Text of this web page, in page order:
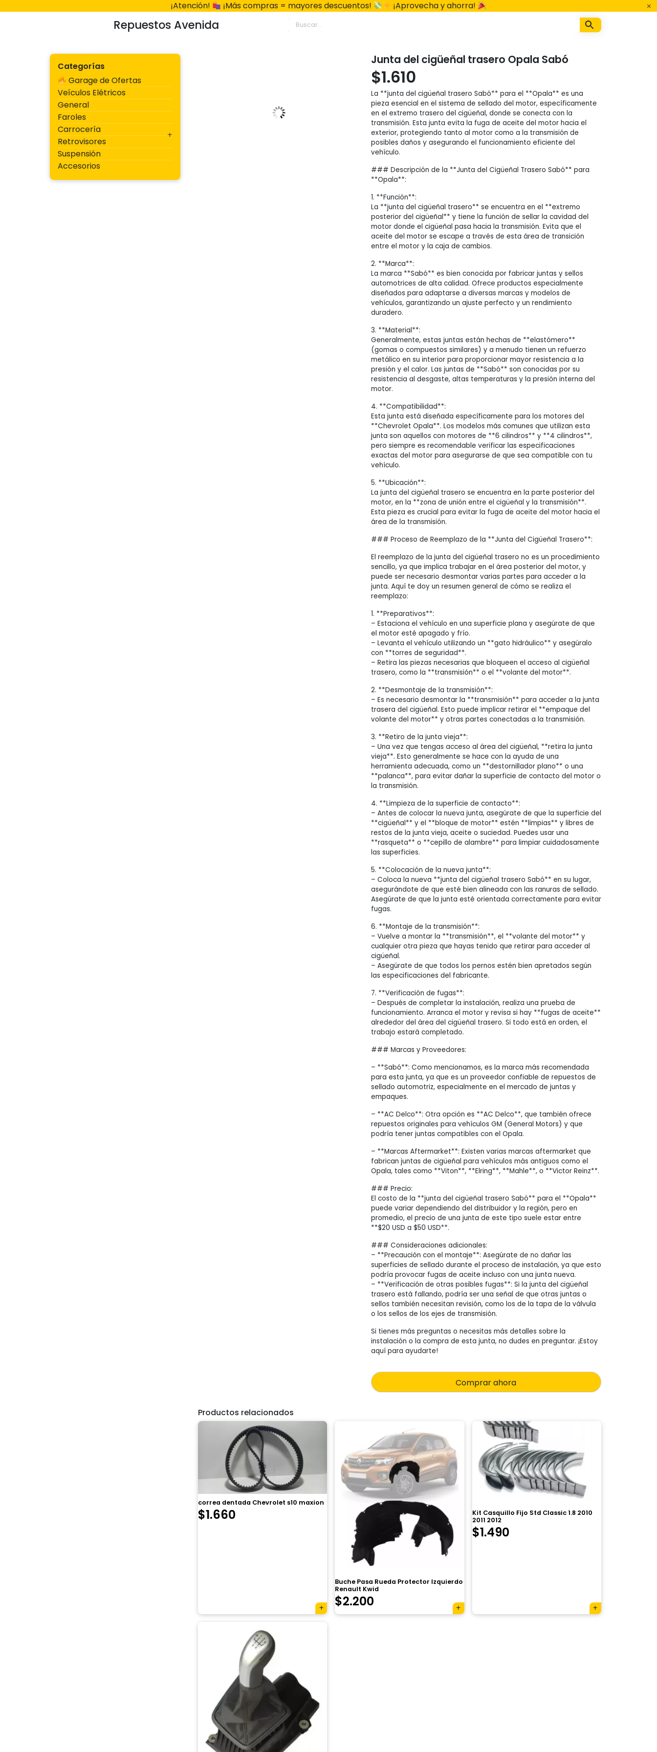
¡Atención! ¡Más compras = mayores descuentos! ¡Aprovecha y ahorra!
Repuestos Avenida
Categorías
Garage de Ofertas
Veículos Elétricos
General
Faroles
Carrocería
Retrovisores
Suspensión
Accesorios
Junta del cigüeñal trasero Opala Sabó
$1.610
La **junta del cigüeñal trasero Sabó** para el **Opala** es una
pieza esencial en el sistema de sellado del motor, específicamente
en el extremo trasero del cigüeñal, donde se conecta con la
transmisión. Esta junta evita la fuga de aceite del motor hacia el
exterior, protegiendo tanto al motor como a la transmisión de
posibles daños y asegurando el funcionamiento eficiente del
vehículo.
### Descripción de la **Junta del Cigüeñal Trasero Sabó** para
**Opala**:
1. **Función**:
La **junta del cigüeñal trasero** se encuentra en el **extremo
posterior del cigüeñal** y tiene la función de sellar la cavidad del
motor donde el cigüeñal pasa hacia la transmisión. Evita que el
aceite del motor se escape a través de esta área de transición
entre el motor y la caja de cambios.
2. **Marca**:
La marca **Sabó** es bien conocida por fabricar juntas y sellos
automotrices de alta calidad. Ofrece productos especialmente
diseñados para adaptarse a diversas marcas y modelos de
vehículos, garantizando un ajuste perfecto y un rendimiento
duradero.
3. **Material**:
Generalmente, estas juntas están hechas de **elastómero**
(gomas o compuestos similares) y a menudo tienen un refuerzo
metálico en su interior para proporcionar mayor resistencia a la
presión y el calor. Las juntas de **Sabó** son conocidas por su
resistencia al desgaste, altas temperaturas y la presión interna del
motor.
4. **Compatibilidad**:
Esta junta está diseñada específicamente para los motores del
**Chevrolet Opala**. Los modelos más comunes que utilizan esta
junta son aquellos con motores de **6 cilindros** y **4 cilindros**,
pero siempre es recomendable verificar las especificaciones
exactas del motor para asegurarse de que sea compatible con tu
vehículo.
5. **Ubicación**:
La junta del cigüeñal trasero se encuentra en la parte posterior del
motor, en la **zona de unión entre el cigüeñal y la transmisión**.
Esta pieza es crucial para evitar la fuga de aceite del motor hacia el
área de la transmisión.
### Proceso de Reemplazo de la **Junta del Cigüeñal Trasero**:
El reemplazo de la junta del cigüeñal trasero no es un procedimiento
sencillo, ya que implica trabajar en el área posterior del motor, y
puede ser necesario desmontar varias partes para acceder a la
junta. Aquí te doy un resumen general de cómo se realiza el
reemplazo:
1. **Preparativos**:
– Estaciona el vehículo en una superficie plana y asegúrate de que
el motor esté apagado y frío.
– Levanta el vehículo utilizando un **gato hidráulico** y asegúralo
con **torres de seguridad**.
– Retira las piezas necesarias que bloqueen el acceso al cigüeñal
trasero, como la **transmisión** o el **volante del motor**.
2. **Desmontaje de la transmisión**:
– Es necesario desmontar la **transmisión** para acceder a la junta
trasera del cigüeñal. Esto puede implicar retirar el **empaque del
volante del motor** y otras partes conectadas a la transmisión.
3. **Retiro de la junta vieja**:
– Una vez que tengas acceso al área del cigüeñal, **retira la junta
vieja**. Esto generalmente se hace con la ayuda de una
herramienta adecuada, como un **destornillador plano** o una
**palanca**, para evitar dañar la superficie de contacto del motor o
la transmisión.
4. **Limpieza de la superficie de contacto**:
– Antes de colocar la nueva junta, asegúrate de que la superficie del
**cigüeñal** y el **bloque de motor** estén **limpias** y libres de
restos de la junta vieja, aceite o suciedad. Puedes usar una
**rasqueta** o **cepillo de alambre** para limpiar cuidadosamente
las superficies.
5. **Colocación de la nueva junta**:
– Coloca la nueva **junta del cigüeñal trasero Sabó** en su lugar,
asegurándote de que esté bien alineada con las ranuras de sellado.
Asegúrate de que la junta esté orientada correctamente para evitar
fugas.
6. **Montaje de la transmisión**:
– Vuelve a montar la **transmisión**, el **volante del motor** y
cualquier otra pieza que hayas tenido que retirar para acceder al
cigüeñal.
– Asegúrate de que todos los pernos estén bien apretados según
las especificaciones del fabricante.
7. **Verificación de fugas**:
– Después de completar la instalación, realiza una prueba de
funcionamiento. Arranca el motor y revisa si hay **fugas de aceite**
alrededor del área del cigüeñal trasero. Si todo está en orden, el
trabajo estará completado.
### Marcas y Proveedores:
– **Sabó**: Como mencionamos, es la marca más recomendada
para esta junta, ya que es un proveedor confiable de repuestos de
sellado automotriz, especialmente en el mercado de juntas y
empaques.
– **AC Delco**: Otra opción es **AC Delco**, que también ofrece
repuestos originales para vehículos GM (General Motors) y que
podría tener juntas compatibles con el Opala.
– **Marcas Aftermarket**: Existen varias marcas aftermarket que
fabrican juntas de cigüeñal para vehículos más antiguos como el
Opala, tales como **Viton**, **Elring**, **Mahle**, o **Victor Reinz**.
### Precio:
El costo de la **junta del cigüeñal trasero Sabó** para el **Opala**
puede variar dependiendo del distribuidor y la región, pero en
promedio, el precio de una junta de este tipo suele estar entre
**$20 USD a $50 USD**.
### Consideraciones adicionales:
– **Precaución con el montaje**: Asegúrate de no dañar las
superficies de sellado durante el proceso de instalación, ya que esto
podría provocar fugas de aceite incluso con una junta nueva.
– **Verificación de otras posibles fugas**: Si la junta del cigüeñal
trasero está fallando, podría ser una señal de que otras juntas o
sellos también necesitan revisión, como los de la tapa de la válvula
o los sellos de los ejes de transmisión.
Si tienes más preguntas o necesitas más detalles sobre la
instalación o la compra de esta junta, no dudes en preguntar. ¡Estoy
aquí para ayudarte!
Comprar ahora
Productos relacionados
correa dentada Chevrolet s10 maxion
$1.660
Buche Pasa Rueda Protector Izquierdo
Renault Kwid
$2.200
Kit Casquillo Fijo Std Classic 1.8 2010
2011 2012
$1.490